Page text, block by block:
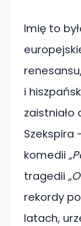
Imię to
i
zaistniało
Szekspira
komedii
tragedii
rekordy
latach,